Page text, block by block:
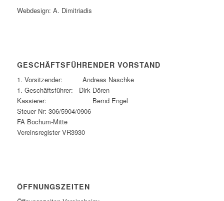
Webdesign: A. Dimitriadis
GESCHÄFTSFÜHRENDER VORSTAND
1. Vorsitzender: Andreas Naschke
1. Geschäftsführer: Dirk Dören
Kassierer: Bernd Engel
Steuer Nr: 306/5904/0906
FA Bochum-Mitte
Vereinsregister VR3930
ÖFFNUNGSZEITEN